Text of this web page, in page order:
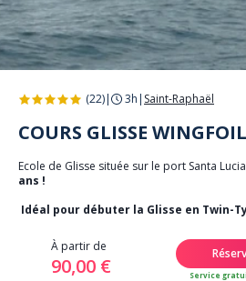
(22)| 3h | Saint-Raphaël
COURS GLISSE
Ecole de Glisse située sur le port Santa
ans !
Idéal pour débuter la Glisse en Twin-
À partir de
90,00 €
Service